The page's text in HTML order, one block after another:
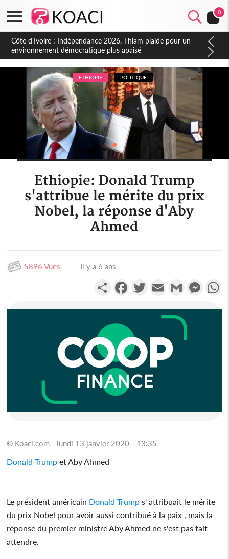
0
Côte d'Ivoire : Concours INFAS 2026, les convocations
seront disponibles à compter du samedi
ETHIOPIE POLITIQUE
Ethiopie: Donald Trump
s'attribue le mérite du prix
Nobel, la réponse d'Aby
Ahmed
5896 Vues Il y a 6 ans
PartagerFacebookTwitterEmail Gmail
© Koaci.com - lundi 13 janvier 2020 - 13:35
Donald Trump et Aby Ahmed
Le président américain Donald Trump s' attribuait le mérite
du prix Nobel pour avoir aussi contribué à la paix , mais la
réponse du premier ministre Aby Ahmed ne s'est pas fait
attendre.